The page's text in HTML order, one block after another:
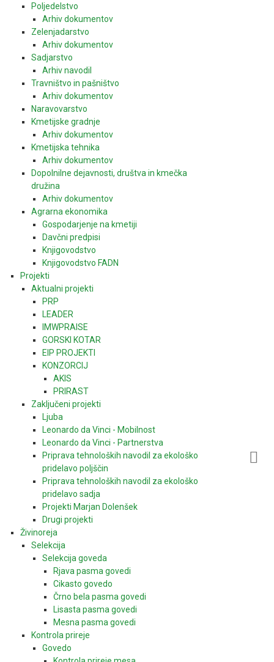
Poljedelstvo
Arhiv dokumentov
Zelenjadarstvo
Arhiv dokumentov
Sadjarstvo
Arhiv navodil
Travništvo in pašništvo
Arhiv dokumentov
Naravovarstvo
Kmetijske gradnje
Arhiv dokumentov
Kmetijska tehnika
Arhiv dokumentov
Dopolnilne dejavnosti, društva in kmečka
družina
Arhiv dokumentov
Agrarna ekonomika
Gospodarjenje na kmetiji
Davčni predpisi
Knjigovodstvo
Knjigovodstvo FADN
Projekti
Aktualni projekti
PRP
LEADER
IMWPRAISE
GORSKI KOTAR
EIP PROJEKTI
KONZORCIJ
AKIS
PRIRAST
Zaključeni projekti
Ljuba
Leonardo da Vinci - Mobilnost
Leonardo da Vinci - Partnerstva
Priprava tehnoloških navodil za ekološko
pridelavo poljščin
Priprava tehnoloških navodil za ekološko
pridelavo sadja
Projekti Marjan Dolenšek
Drugi projekti
Živinoreja
Selekcija
Selekcija goveda
Rjava pasma govedi
Cikasto govedo
Črno bela pasma govedi
Lisasta pasma govedi
Mesna pasma govedi
Kontrola prireje
Govedo